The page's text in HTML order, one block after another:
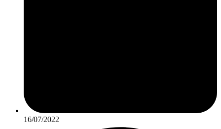
16/07/2022